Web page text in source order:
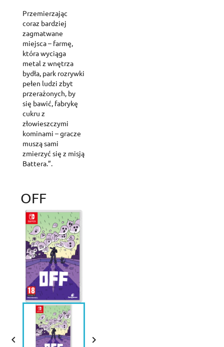
Przemierzając
coraz bardziej
zagmatwane
miejsca – farmę,
która wyciąga
metal z wnętrza
bydła, park rozrywki
pełen ludzi zbyt
przerażonych, by
się bawić, fabrykę
cukru z
złowieszczymi
kominami – gracze
muszą sami
zmierzyć się z misją
Battera.”.
OFF
 